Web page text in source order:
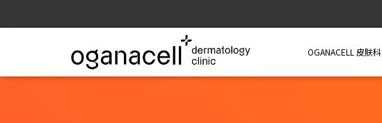
OGANACELL 皮肤科